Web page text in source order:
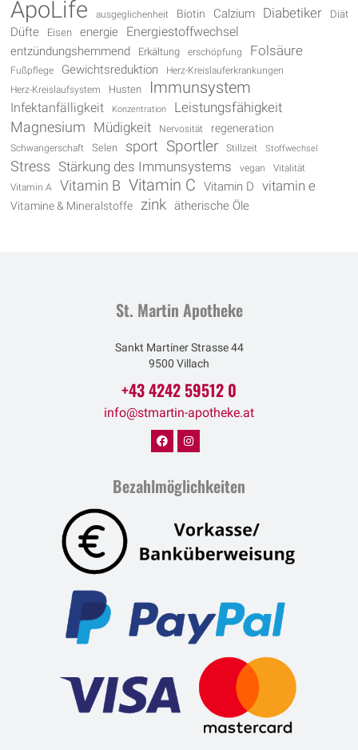
ApoLife ausgeglichenheit Biotin Calzium Diabetiker Diät
Düfte Eisen energie Energiestoffwechsel
entzündungshemmend Erkältung erschöpfung Folsäure
Fußpflege Gewichtsreduktion
Herz-Kreislauferkrankungen
Herz-Kreislaufsystem
Husten Immunsystem
Infektanfälligkeit Konzentration Leistungsfähigkeit
Magnesium Müdigkeit Nervosität regeneration
Schwangerschaft Selen sport Sportler Stillzeit Stoffwechsel
Stress Stärkung des Immunsystems vegan
Vitalität
Vitamin A
Vitamin B Vitamin C Vitamin D vitamin e
Vitamine & Mineralstoffe zink ätherische Öle
St. Martin Apotheke
Sankt Martiner Strasse 44
9500 Villach
+43 4242 59512 0
info@stmartin-apotheke.at
Bezahlmöglichkeiten